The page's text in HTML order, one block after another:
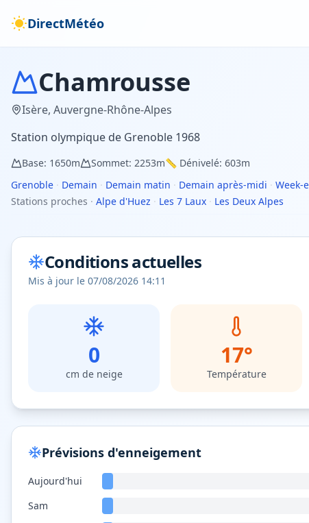
DirectMétéo
Chamrousse
Isère, Auvergne-Rhône-Alpes
Station olympique de Grenoble 1968
Base: 1650m Sommet: 2253m📏 Dénivelé: 603m
Grenoble · Demain · Demain matin · Demain après-midi · Week-
Stations proches · Alpe d'Huez · Les 7 Laux · Les Deux Alpes
Conditions actuelles
Mis à jour le 07/08/2026 14:11
0
cm de neige
17°
Température
Prévisions d'enneigement
Aujourd'hui
Sam